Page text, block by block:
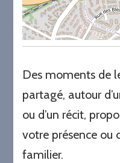
Des moments de
partagé, autour
ou d’un récit,
votre présence ou
familier.